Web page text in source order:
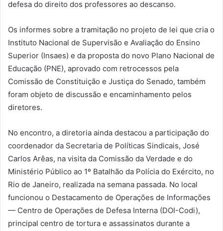
defesa do direito dos professores ao descanso.
Os informes sobre a tramitação no projeto de lei que cria o
Instituto Nacional de Supervisão e Avaliação do Ensino
Superior (Insaes) e da proposta do novo Plano Nacional de
Educação (PNE), aprovado com retrocessos pela
Comissão de Constituição e Justiça do Senado, também
foram objeto de discussão e encaminhamento pelos
diretores.
No encontro, a diretoria ainda destacou a participação do
coordenador da Secretaria de Políticas Sindicais, José
Carlos Arêas, na visita da Comissão da Verdade e do
Ministério Público ao 1º Batalhão da Polícia do Exército, no
Rio de Janeiro, realizada na semana passada. No local
funcionou o Destacamento de Operações de Informações
— Centro de Operações de Defesa Interna (DOI-Codi),
principal centro de tortura e assassinatos durante a